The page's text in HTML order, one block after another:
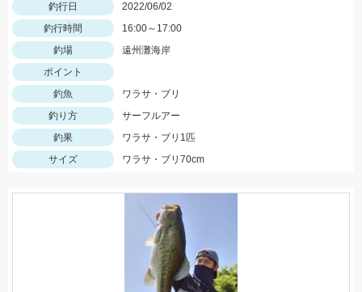
釣行日
2022/06/02
釣行時間
16:00～17:00
釣場
遠州灘海岸
ポイント
釣魚
ワラサ・ブリ
釣り方
サーフルアー
釣果
ワラサ・ブリ1匹
サイズ
ワラサ・ブリ70cm